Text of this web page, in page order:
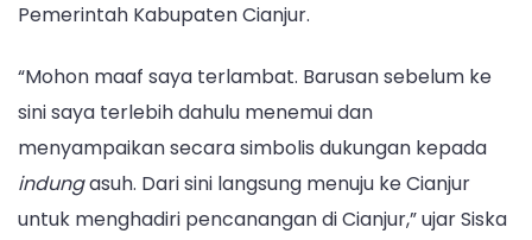
Pemerintah Kabupaten Cianjur.
“Mohon maaf saya terlambat. Barusan sebelum ke
sini saya terlebih dahulu menemui dan
menyampaikan secara simbolis dukungan kepada
indungasuh. Dari sini langsung menuju ke Cianjur
untuk menghadiri pencanangan di Cianjur,” ujar Siska